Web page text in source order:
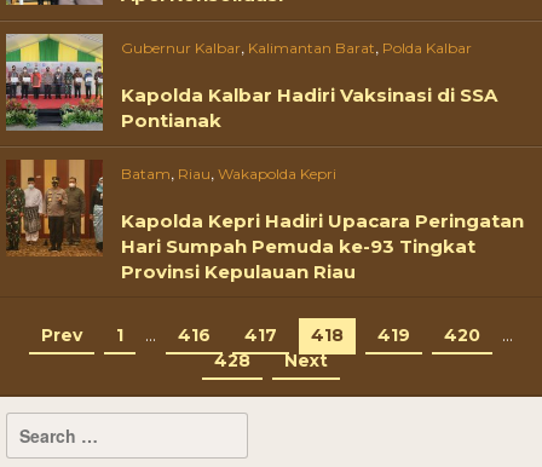
Gubernur Kalbar, Kalimantan Barat, Polda Kalbar
Kapolda Kalbar Hadiri Vaksinasi di SSA
Pontianak
Batam, Riau, Wakapolda Kepri
Kapolda Kepri Hadiri Upacara Peringatan
Hari Sumpah Pemuda ke-93 Tingkat
Provinsi Kepulauan Riau
Prev 1 … 416 417 418 419 420
…
428
Next